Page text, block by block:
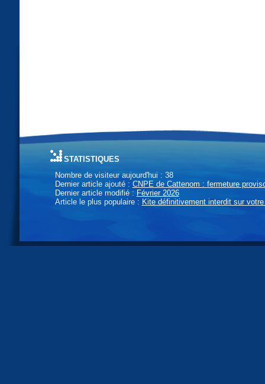
statistiques
Nombre de visiteur aujourd'hui : 38
Dernier article ajouté : CNPE de Cattenom : fermeture
Dernier article modifié : Février 2026
Article le plus populaire : Kite définitivement interdit sur